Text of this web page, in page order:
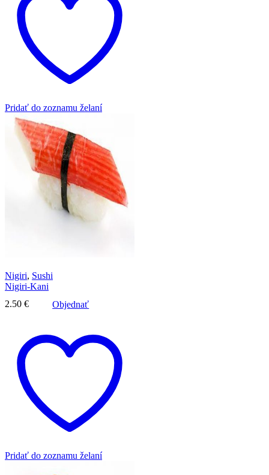
Pridať do zoznamu želaní
Nigiri, Sushi
Nigiri-Kani
2.50 € Objednať
Pridať do zoznamu želaní